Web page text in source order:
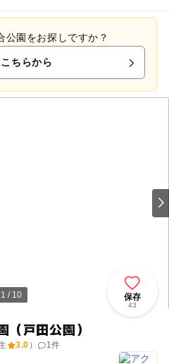
公園をお探しですか？
ちらから
1 / 10
（戸田公園）
3.0 ） 1件
保存
43